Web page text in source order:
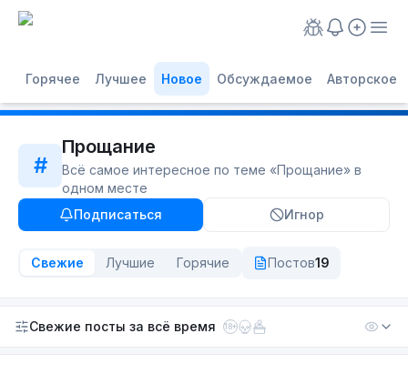
Горячее Лучшее Новое Обсуждаемое Авторское
#
Прощание
Всё самое интересное по теме «Прощание» в
одном месте
Подписаться
Игнор
Свежие Лучшие Горячие Постов19
Свежие посты за всё время 18+